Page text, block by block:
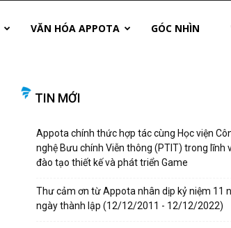
VĂN HÓA APPOTA GÓC NHÌN
TIN MỚI
Appota chính thức hợp tác cùng Học viện
nghệ Bưu chính Viễn thông (PTIT) trong lĩnh
đào tạo thiết kế và phát triển Game
Thư cảm ơn từ Appota nhân dịp kỷ niệm 11
ngày thành lập (12/12/2011 - 12/12/2022)